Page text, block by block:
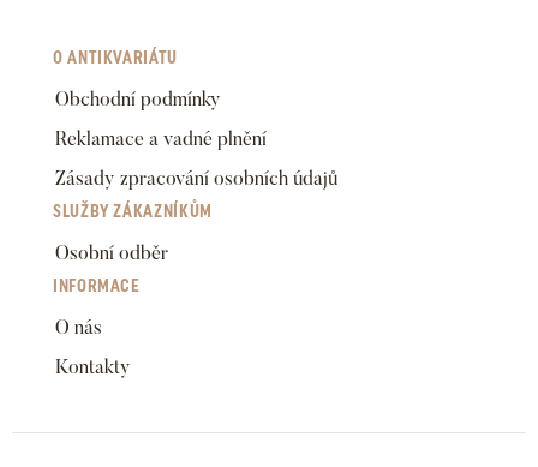
O ANTIKVARIÁTU
Obchodní podmínky
Reklamace a vadné plnění
Zásady zpracování osobních údajů
SLUŽBY ZÁKAZNÍKŮM
Osobní odběr
INFORMACE
O nás
Kontakty